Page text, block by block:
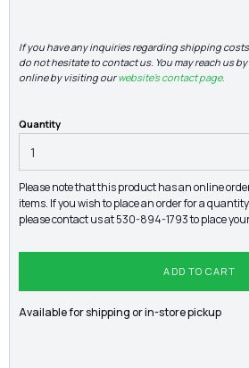
If you have any inquiries regarding shipping
do not hesitate to contact us. You may reach us
online by visiting ourwebsite's contact page.
Quantity
Please note that this product has an online
items. If you wish to place an order for a
please contact us at 530-894-1793 to place
Available for shipping or in-store pickup